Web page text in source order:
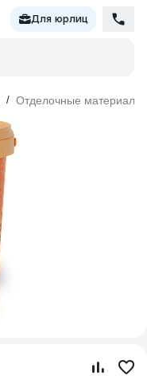
Для юрлиц
/ Отделочные материалы